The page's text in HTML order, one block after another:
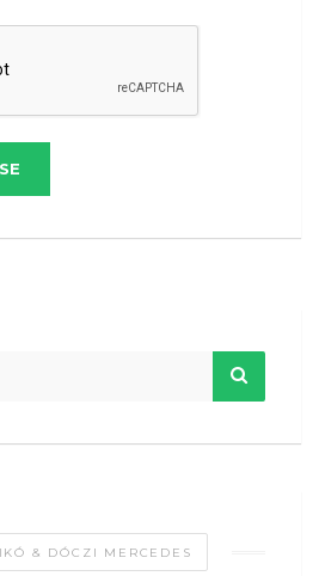
& DÓCZI MERCEDES